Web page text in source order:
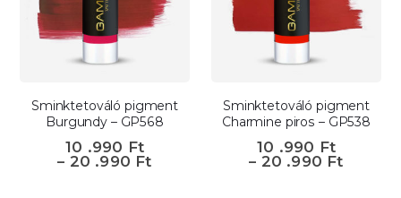
Sminktetováló pigment
Burgundy – GP568
10 .990 Ft
– 20 .990 Ft
Sminktetováló pigment
Charmine piros – GP538
10 .990 Ft
– 20 .990 Ft